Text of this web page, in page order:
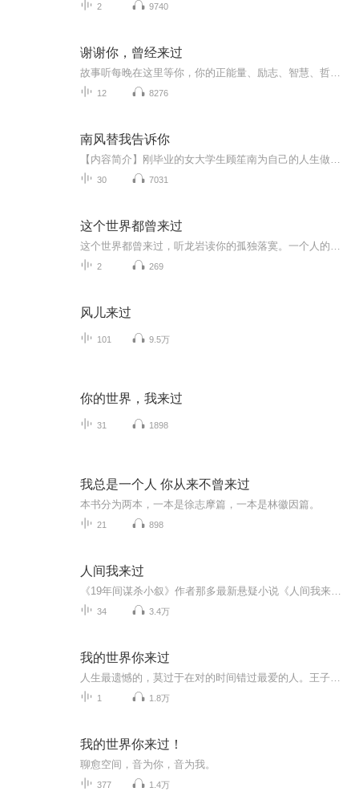
2 9740
谢谢你，曾经来过
12 8276
南风替我告诉你
30 7031
这个世界都曾来过
2 269
风儿来过
101 9.5万
你的世界，我来过
31 1898
我总是一个人 你从来不曾来过
本书分为两本，一本是徐志摩篇，一本是林徽因篇。
21 898
人间我来过
34 3.4万
我的世界你来过
1 1.8万
我的世界你来过！
聊愈空间，音为你，音为我。
377 1.4万